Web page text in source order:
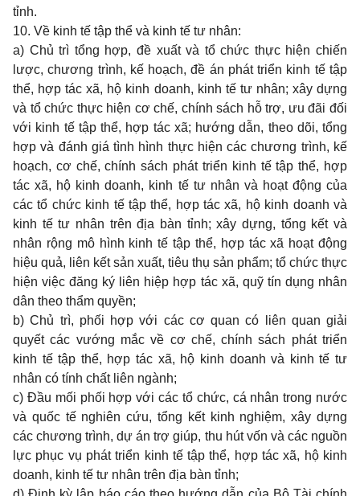
tỉnh.
10. Về kinh tế tập thể và kinh tế tư nhân:
a) Chủ trì tổng hợp, đề xuất và tổ chức thực hiện chiến
lược, chương trình, kế hoạch, đề án phát triển kinh tế tập
thể, hợp tác xã, hộ kinh doanh, kinh tế tư nhân; xây dựng
và tổ chức thực hiện cơ chế, chính sách hỗ trợ, ưu đãi đối
với kinh tế tập thể, hợp tác xã; hướng dẫn, theo dõi, tổng
hợp và đánh giá tình hình thực hiện các chương trình, kế
hoạch, cơ chế, chính sách phát triển kinh tế tập thể, hợp
tác xã, hộ kinh doanh, kinh tế tư nhân và hoạt động của
các tổ chức kinh tế tập thể, hợp tác xã, hộ kinh doanh và
kinh tế tư nhân trên địa bàn tỉnh; xây dựng, tổng kết và
nhân rộng mô hình kinh tế tập thể, hợp tác xã hoạt động
hiệu quả, liên kết sản xuất, tiêu thụ sản phẩm; tổ chức thực
hiện việc đăng ký liên hiệp hợp tác xã, quỹ tín dụng nhân
dân theo thẩm quyền;
b) Chủ trì, phối hợp với các cơ quan có liên quan giải
quyết các vướng mắc về cơ chế, chính sách phát triển
kinh tế tập thể, hợp tác xã, hộ kinh doanh và kinh tế tư
nhân có tính chất liên ngành;
c) Đầu mối phối hợp với các tổ chức, cá nhân trong nước
và quốc tế nghiên cứu, tổng kết kinh nghiệm, xây dựng
các chương trình, dự án trợ giúp, thu hút vốn và các nguồn
lực phục vụ phát triển kinh tế tập thể, hợp tác xã, hộ kinh
doanh, kinh tế tư nhân trên địa bàn tỉnh;